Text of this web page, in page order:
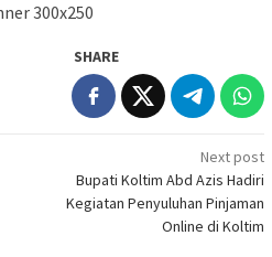
SHARE
Next post
Bupati Koltim Abd Azis Hadiri
Kegiatan Penyuluhan Pinjaman
Online di Koltim